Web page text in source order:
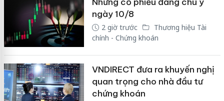
ngày 10/8
2 giờ trước
Thương hiệu Tài
chính - Chứng khoán
VNDIRECT đưa ra khuyến nghị
quan trọng cho nhà đầu tư
chứng khoán